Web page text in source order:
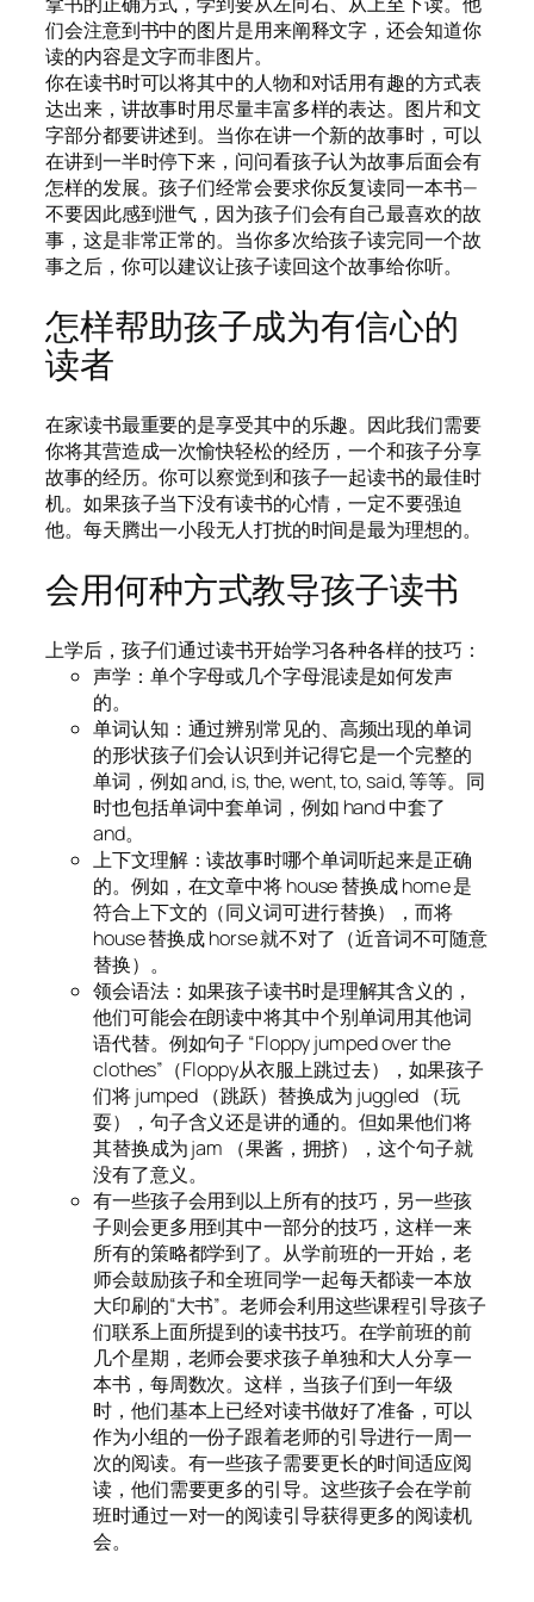
们会注意到书中的图片是用来阐释文字，还会知道你
读的内容是文字而非图片。
你在读书时可以将其中的人物和对话用有趣的方式表
达出来，讲故事时用尽量丰富多样的表达。图片和文
字部分都要讲述到。当你在讲一个新的故事时，可以
在讲到一半时停下来，问问看孩子认为故事后面会有
怎样的发展。孩子们经常会要求你反复读同一本书—
不要因此感到泄气，因为孩子们会有自己最喜欢的故
事，这是非常正常的。当你多次给孩子读完同一个故
事之后，你可以建议让孩子读回这个故事给你听。
怎样帮助孩子成为有信心的
读者
在家读书最重要的是享受其中的乐趣。因此我们需要
你将其营造成一次愉快轻松的经历，一个和孩子分享
故事的经历。你可以察觉到和孩子一起读书的最佳时
机。如果孩子当下没有读书的心情，一定不要强迫
他。每天腾出一小段无人打扰的时间是最为理想的。
会用何种方式教导孩子读书
上学后，孩子们通过读书开始学习各种各样的技巧：
声学：单个字母或几个字母混读是如何发声
的。
单词认知：通过辨别常见的、高频出现的单词
的形状孩子们会认识到并记得它是一个完整的
单词，例如 and, is, the, went, to, said, 等等。同
时也包括单词中套单词，例如 hand 中套了
and。
上下文理解：读故事时哪个单词听起来是正确
的。例如，在文章中将 house 替换成 home 是
符合上下文的（同义词可进行替换），而将
house 替换成 horse 就不对了（近音词不可随意
替换）。
领会语法：如果孩子读书时是理解其含义的，
他们可能会在朗读中将其中个别单词用其他词
语代替。例如句子 “Floppy jumped over the
clothes”（Floppy从衣服上跳过去），如果孩子
们将 jumped （跳跃）替换成为 juggled （玩
耍），句子含义还是讲的通的。但如果他们将
其替换成为 jam （果酱，拥挤），这个句子就
没有了意义。
有一些孩子会用到以上所有的技巧，另一些孩
子则会更多用到其中一部分的技巧，这样一来
所有的策略都学到了。从学前班的一开始，老
师会鼓励孩子和全班同学一起每天都读一本放
大印刷的“大书”。老师会利用这些课程引导孩子
们联系上面所提到的读书技巧。在学前班的前
几个星期，老师会要求孩子单独和大人分享一
本书，每周数次。这样，当孩子们到一年级
时，他们基本上已经对读书做好了准备，可以
作为小组的一份子跟着老师的引导进行一周一
次的阅读。有一些孩子需要更长的时间适应阅
读，他们需要更多的引导。这些孩子会在学前
班时通过一对一的阅读引导获得更多的阅读机
会。